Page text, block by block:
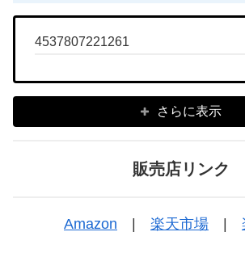
4537807221261
さらに表示
販売店リンク
Amazon | 楽天市場 |